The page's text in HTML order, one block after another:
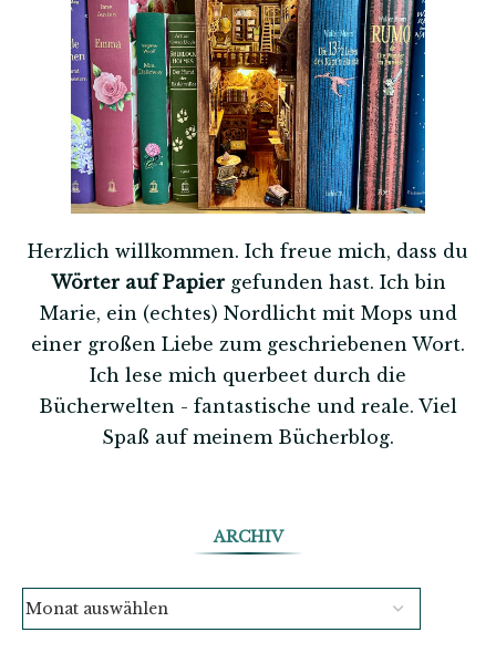
Herzlich willkommen. Ich freue mich, dass du
Wörter auf Papiergefunden hast. Ich bin
Marie, ein (echtes) Nordlicht mit Mops und
einer großen Liebe zum geschriebenen Wort.
Ich lese mich querbeet durch die
Bücherwelten - fantastische und reale. Viel
Spaß auf meinem Bücherblog.
ARCHIV